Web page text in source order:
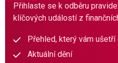
Přihlaste se k odběru
klíčových událostí z
Přehled, který vám ušetří
Aktuální dění